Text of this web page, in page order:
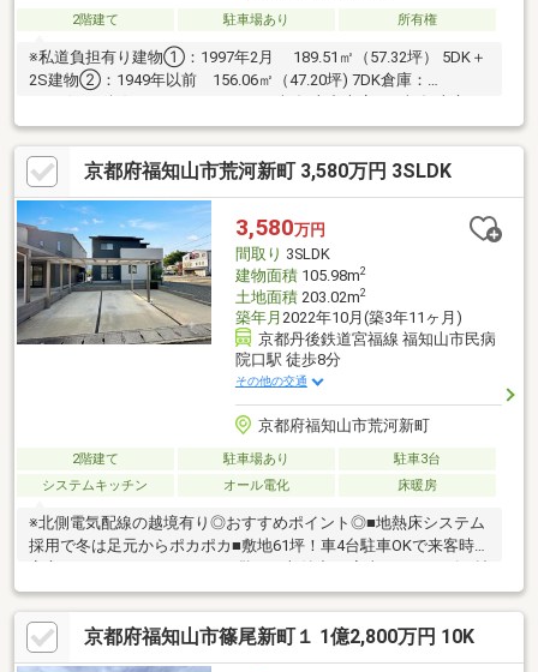
2階建て 駐車場あり 所有権
※私道負担有り建物①：1997年2月 189.51㎡（57.32坪） 5DK＋
2S建物②：1949年以前 156.06㎡（47.20坪) 7DK倉庫：
綾部市を中心に、地域密着ナンバー１を目指しています！○家を
買いたい・売りたい・リフォームしたいお客様にたくさんの情報
を迅速に提供いたします！○物件情報・住宅ローンetc...どんな事
でもお気軽にご相談ください！○見るだけOK!聞くだけOK!ご相談
は無料です！ご来店、お問い合わせをお待ちしております♪
京都府福知山市荒河新町 3,580万円 3SLDK
3,580万円
間取り 3SLDK
建物面積105.98m2
土地面積203.02m2
築年月 2022年10月(築3年11ヶ月)
京都丹後鉄道宮福線 福知山市民病
院口駅 徒歩8分
その他の交通
京都府福知山市荒河新町
2階建て 駐車場あり
駐車3台
システムキッチン
オール電化 床暖房
※北側電気配線の越境有り◎おすすめポイント◎■地熱床システム
採用で冬は足元からポカポカ■敷地61坪！車4台駐車OKで来客時も
る、人気の回遊動線設計！◎物件の周辺環境◎■修斉小学校：徒
歩約23分■成和中学校：徒歩約10分■ファミリーマート福知山荒河
店：徒歩約2分■スーパーマーケットニシヤマ荒河店：徒歩約6分
◆ホームライフ不動産◆当日の内覧・ご見学もご相談ください♪
京都府福知山市篠尾新町１ 1億2,800万円 10K